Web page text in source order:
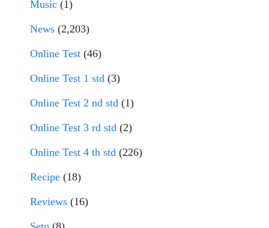
Music (1)
News (2,203)
Online Test (46)
Online Test 1 std (3)
Online Test 2 nd std (1)
Online Test 3 rd std (2)
Online Test 4 th std (226)
Recipe (18)
Reviews (16)